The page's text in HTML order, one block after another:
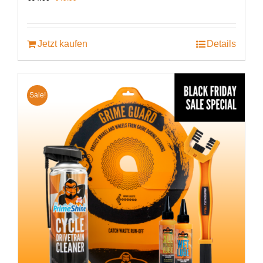
€64.99€49.99.
Jetzt kaufen Details
Sale!